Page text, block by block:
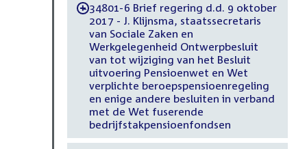
-34801-6 Brief regering d.d. 9 oktober
2017 - J. Klijnsma, staatssecretaris
van Sociale Zaken en
Werkgelegenheid Ontwerpbesluit
van tot wijziging van het Besluit
uitvoering Pensioenwet en Wet
verplichte beroepspensioenregeling
en enige andere besluiten in verband
met de Wet fuserende
bedrijfstakpensioenfondsen